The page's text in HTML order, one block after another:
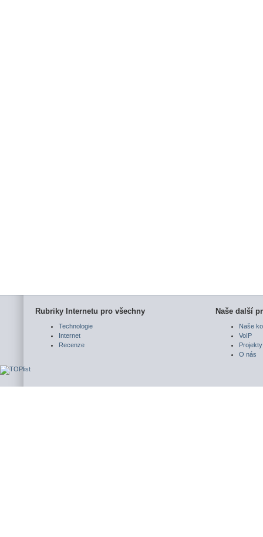
Rubriky Internetu pro všechny
Technologie
Internet
Recenze
Naše další
Naše
VoIP
Projekty
O nás